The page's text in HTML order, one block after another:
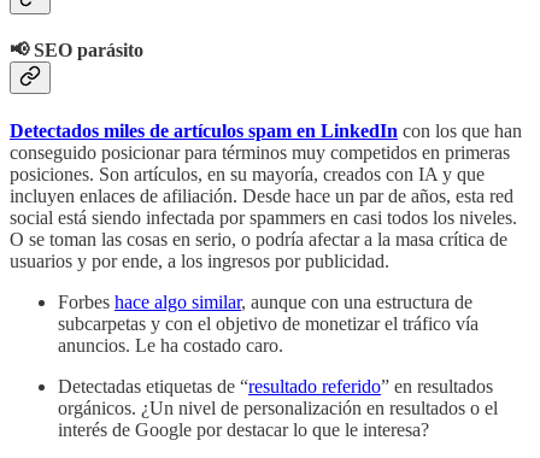
📢 SEO parásito
Detectados miles de artículos spam en LinkedIn con los que han
conseguido posicionar para términos muy competidos en primeras
posiciones. Son artículos, en su mayoría, creados con IA y que
incluyen enlaces de afiliación. Desde hace un par de años, esta red
social está siendo infectada por spammers en casi todos los niveles.
O se toman las cosas en serio, o podría afectar a la masa crítica de
usuarios y por ende, a los ingresos por publicidad.
Forbes hace algo similar, aunque con una estructura de
subcarpetas y con el objetivo de monetizar el tráfico vía
anuncios. Le ha costado caro.
Detectadas etiquetas de “resultado referido” en resultados
orgánicos. ¿Un nivel de personalización en resultados o el
interés de Google por destacar lo que le interesa?